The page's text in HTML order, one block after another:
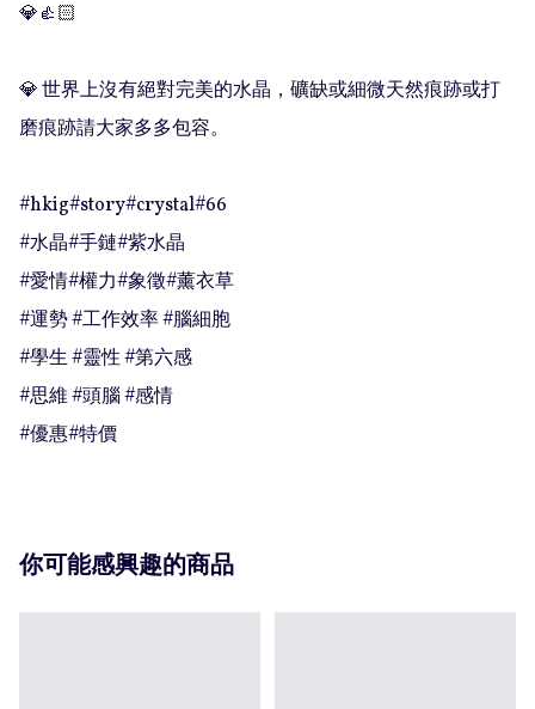
💎👍🏻
💎 世界上沒有絕對完美的水晶，礦缺或細微天然痕跡或打
磨痕跡請大家多多包容。
#hkig#story#crystal#66
#水晶#手鏈#紫水晶
#愛情#權力#象徵#薰衣草
#運勢 #工作效率 #腦細胞
#學生 #靈性 #第六感
#思維 #頭腦 #感情
#優惠#特價
你可能感興趣的商品